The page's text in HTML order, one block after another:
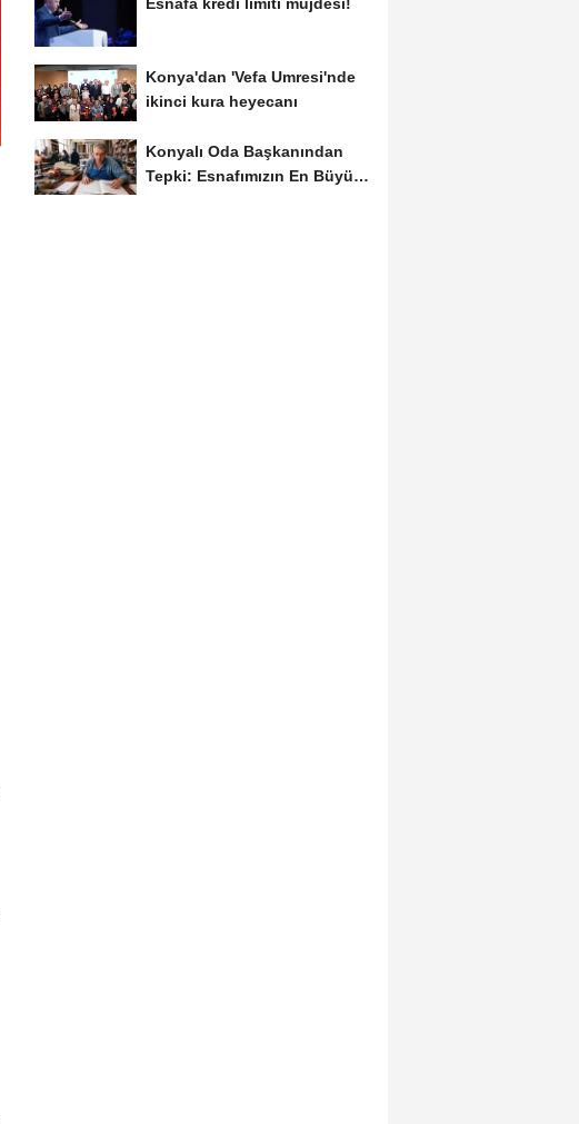
Konya'dan 'Vefa Umresi'nde
ikinci kura heyecanı
Konyalı Oda Başkanından
Tepki: Esnafımızın En Büyük